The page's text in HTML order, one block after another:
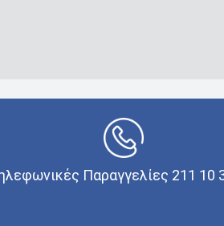
Παραγγελίες 211 10